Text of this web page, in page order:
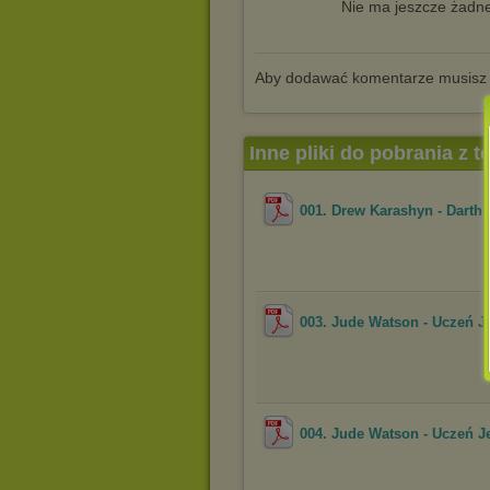
Nie ma jeszcze
Aby dodawać komentarze musisz
Inne pliki do pobrania z
001. Drew Karashyn - Darth
003. Jude Watson - Uczeń
004. Jude Watson - Uczeń